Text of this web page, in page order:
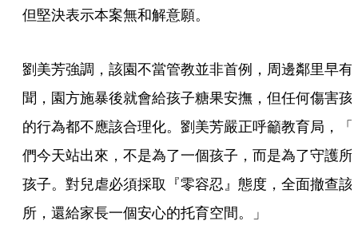
但堅決表示本案無和解意願。
劉美芳強調，該園不當管教並非首例，周邊鄰里早有
聞，園方施暴後就會給孩子糖果安撫，但任何傷害孩
的行為都不應該合理化。劉美芳嚴正呼籲教育局，「
們今天站出來，不是為了一個孩子，而是為了守護所
孩子。對兒虐必須採取『零容忍』態度，全面撤查該
所，還給家長一個安心的托育空間。」